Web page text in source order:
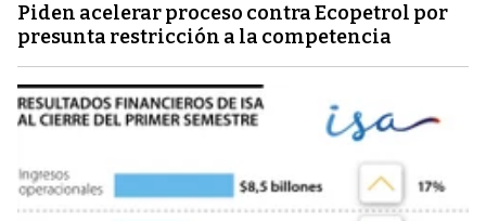
Piden acelerar proceso contra Ecopetrol por
presunta restricción a la competencia